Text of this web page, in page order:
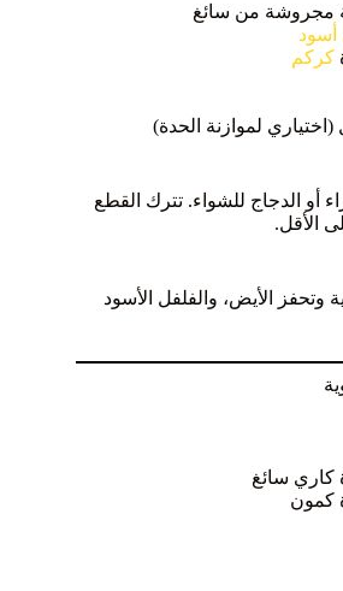
مجروشة من سائغ
أسود
كركم
لموازنة الحدة)
أو الدجاج للشواء. تترك القطع
وتحفز الأيض، والفلفل الأسود
سائغ
كمون